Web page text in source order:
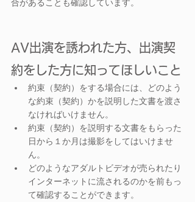
合があることも確認しています。
AV出演を誘われた方、出演契
約をした方に知ってほしいこと
約束（契約）をする場合には、どのよう
な約束（契約）かを説明した文書を渡さ
なければいけません。
約束（契約）を説明する文書をもらった
日から１か月は撮影をしてはいけませ
ん。
どのようなアダルトビデオが売られたり
インターネットに流されるのかを前もっ
て確認することができます。